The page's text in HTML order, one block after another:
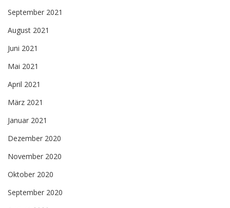
September 2021
August 2021
Juni 2021
Mai 2021
April 2021
März 2021
Januar 2021
Dezember 2020
November 2020
Oktober 2020
September 2020